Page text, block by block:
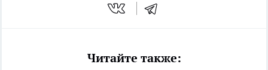
Читайте также: